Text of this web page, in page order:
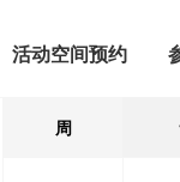
活动空间预约
周